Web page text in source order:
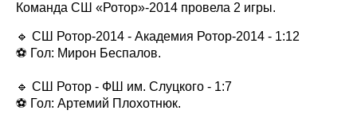
Команда СШ «Ротор»-2014 провела 2 игры.
🔹 СШ Ротор-2014 - Академия Ротор-2014 - 1:12
⚽️ Гол: Мирон Беспалов.
🔹 СШ Ротор - ФШ им. Слуцкого - 1:7
⚽️ Гол: Артемий Плохотнюк.